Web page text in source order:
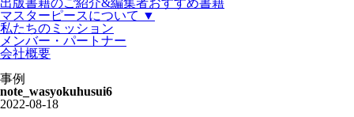
出版書籍のご紹介&編集者おすすめ書籍
マスターピースについて ▼
私たちのミッション
メンバー・パートナー
会社概要
事例
note_wasyokuhusui6
2022-08-18